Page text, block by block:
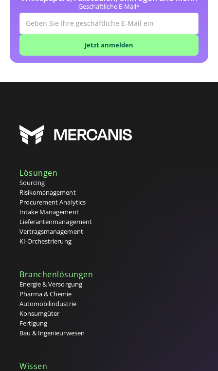
Geschäftliche E-Mail*
Lösungen
Sourcing
Risikomanagement
Procurement Analytics
Intake Management
Lieferantenmanagement
Vertragsmanagement
KI-Orchestrierung
Branchenlösungen
Energie & Versorgung
Pharma & Chemie
Automobilindustrie
Konsumgüter
Fertigung
Bau & Ingenieurwesen
Wissen